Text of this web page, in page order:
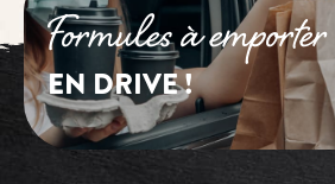
Formules à emporter
EN DRIVE !